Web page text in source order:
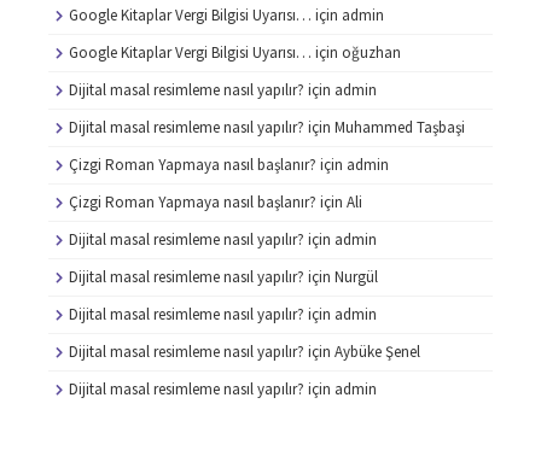
Google Kitaplar Vergi Bilgisi Uyarısı… için admin
Google Kitaplar Vergi Bilgisi Uyarısı… için oğuzhan
Dijital masal resimleme nasıl yapılır? için admin
Dijital masal resimleme nasıl yapılır? için Muhammed Taşbaşi
Çizgi Roman Yapmaya nasıl başlanır? için admin
Çizgi Roman Yapmaya nasıl başlanır? için Ali
Dijital masal resimleme nasıl yapılır? için admin
Dijital masal resimleme nasıl yapılır? için Nurgül
Dijital masal resimleme nasıl yapılır? için admin
Dijital masal resimleme nasıl yapılır? için Aybüke Şenel
Dijital masal resimleme nasıl yapılır? için admin